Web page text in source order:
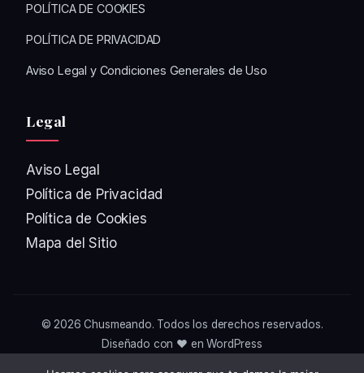
POLÍTICA DE COOKIES
POLÍTICA DE PRIVACIDAD
Aviso Legal y Condiciones Generales de Uso
Legal
Aviso Legal
Política de Privacidad
Política de Cookies
Mapa del Sitio
© 2026Chusmeando. Todos los derechos reservados.
Diseñado con ❤️ en WordPress